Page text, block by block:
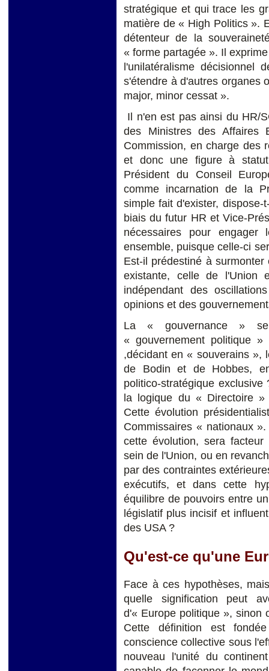
stratégique et qui trace les
matière de « High Politics ».
détenteur de la
« forme partagée ». Il
l'unilatéralisme décisionnel
s'étendre à d'autres organes
major, minor cessat ».
Il n'en est pas ainsi du HR/
des Ministres des Affaires
Commission, en charge des
et donc une figure à
Président du Conseil
comme incarnation de la
simple fait d'exister,
biais du futur HR et Vice-
nécessaires pour
ensemble, puisque celle-ci
Est-il prédestiné à
existante, celle de l'Union
indépendant des
opinions et des
La « gouvernance »
« gouvernement politique
,décidant en « souverains »,
de Bodin et de Hobbes,
politico-stratégique
la logique du « Directoire
Cette évolution
Commissaires « nationaux
cette évolution, sera
sein de l'Union, ou en
par des contraintes
exécutifs, et dans cette
équilibre de pouvoirs entre
législatif plus incisif et
des USA ?
Qu'est-ce qu'une
Face à ces hypothèses,
quelle signification peut
d'« Europe politique », sinon
Cette définition est
conscience collective sous
nouveau l'unité du